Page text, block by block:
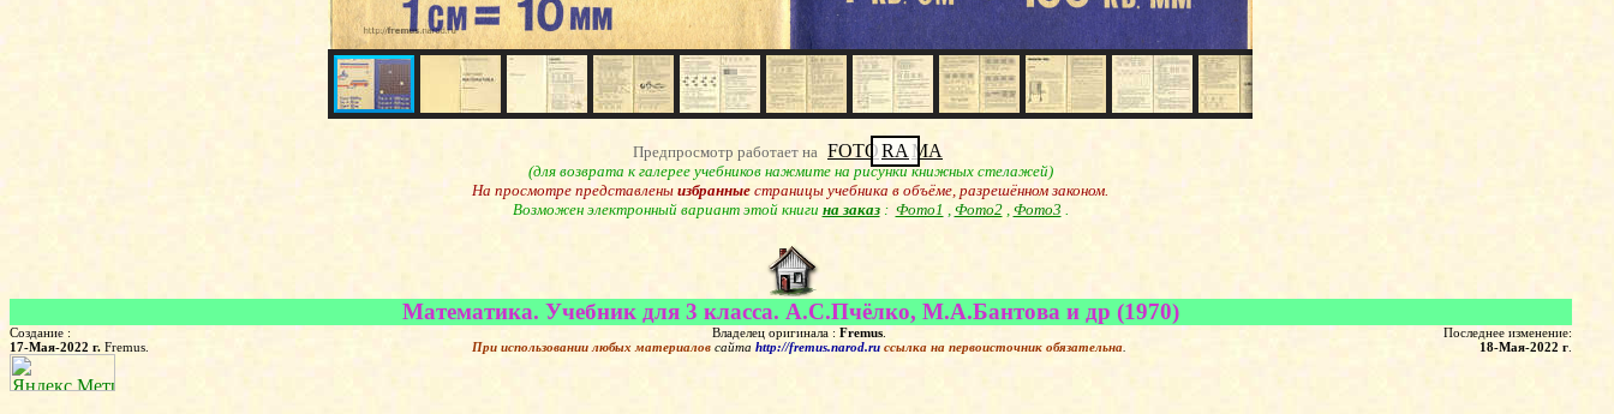
Предпросмотр работает на FOTORA MA
(для возврата к галерее учебников нажмите на рисунки книжных стелажей)
На просмотре представлены избранные страницы учебника в объёме, разрешённом законом.
Возможен электронный вариант этой книги на заказ: Фото1 , Фото2, Фото3 .
Математика. Учебник для 3 класса. А.С.Пчёлко, М.А.Бантова и др (1970)
Создание :
17-Мая-2022 г. Fremus.
Владелец оригинала : Fremus
При использовании любых материалов сайта http://fremus.narod.ru ссылка на первоисточник обязательна
Последнее изменение:
18-Мая-2022 г